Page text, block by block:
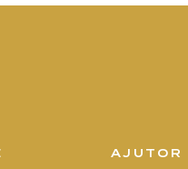
AJUTOR